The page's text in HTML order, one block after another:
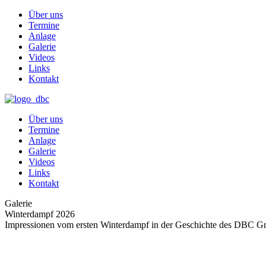
Über uns
Termine
Anlage
Galerie
Videos
Links
Kontakt
Über uns
Termine
Anlage
Galerie
Videos
Links
Kontakt
Galerie
Winterdampf 2026
Impressionen vom ersten Winterdampf in der Geschichte des DBC